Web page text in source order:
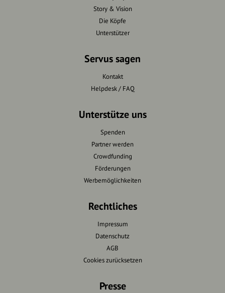
Story & Vision
Die Köpfe
Unterstützer
Servus sagen
Kontakt
Helpdesk / FAQ
Unterstütze uns
Spenden
Partner werden
Crowdfunding
Förderungen
Werbemöglichkeiten
Rechtliches
Impressum
Datenschutz
AGB
Cookies zurücksetzen
Presse